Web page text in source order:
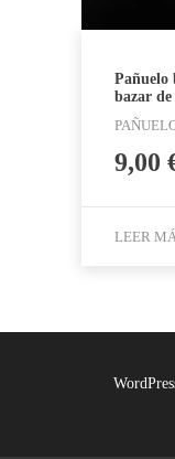
Pañuelo
bazar
9,00
LEER